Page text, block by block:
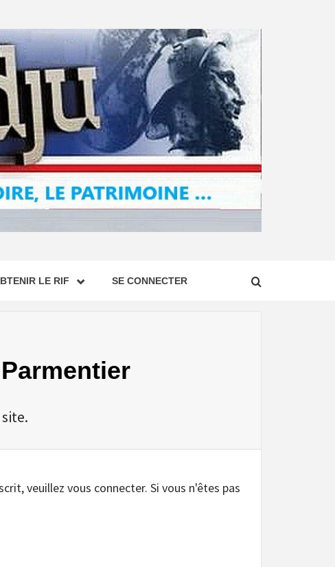
LE RIF SE CONNECTER
veuillez vous connecter. Si vous n'êtes pas